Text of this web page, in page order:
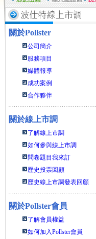
關於Pollster
公司簡介
服務項目
媒體報導
成功案例
合作夥伴
關於線上市調
了解線上市調
如何參與線上市調
問卷題目我來訂
歷史投票回顧
歷史線上市調發表回顧
關於Pollster會員
了解會員權益
如何加入Pollster會員